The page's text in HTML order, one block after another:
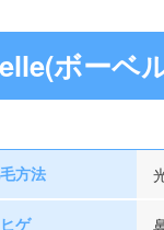
ボーベル
方法
ヒゲ